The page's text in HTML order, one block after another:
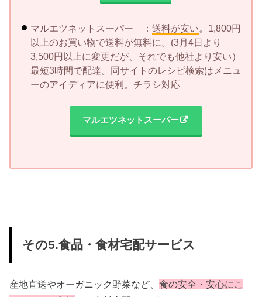
マルエツネットスーパー ： 送料が安い。1,800円
以上のお買い物で送料が無料に。(3月4日より
3,500円以上に変更だが、それでも他社より安い）
最短3時間で配達。同サイトのレシピ検索はメニュ
ーのアイディアに便利。チラシ対応
マルエツネットスーパー
その5.食品・食材宅配サービス
産地直送やオーガニック野菜など、食の安全・安心にこ